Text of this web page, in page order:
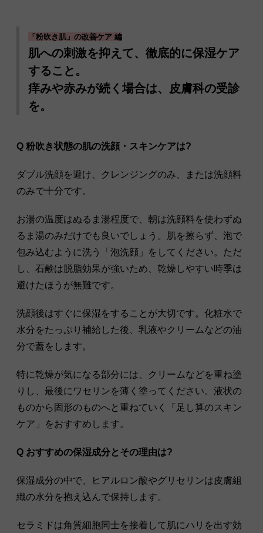
「粉吹き肌」の改善ケア 編
肌への刺激を抑えて、徹底的に保湿ケア
すること。
痒みや赤みが続く場合は、皮膚科の受診
を。
Q 粉吹き状態の肌の洗顔・スキンケアは?
ダブル洗顔を避け、クレンジングのみ、または洗顔料
のみで十分です。
お湯の温度はぬるま湯程度で、朝は洗顔料を使わずぬ
るま湯のみだけでも良いでしょう。肌を擦らず、泡で
包み込むように洗う「泡洗顔」をしてください。ただ
し、石鹸は脱脂効果が強いため、乾燥しやすい時季は
避けたほうが無難です。
洗顔後はすぐに保湿をすることが大切です。化粧水で
水分をたっぷり補給した後、乳液やクリームなどの油
分で蓋をします。
特に乾燥が気になる部分には、クリームなどを重ね塗
りし、最後にワセリンを薄く塗ってください。液状の
ものから固形のものへと重ねていく「足し算のスキン
ケア」をおすすめします。
Q おすすめの保湿成分とその理由は?
保湿成分の中で、ヒアルロン酸やグリセリンは皮膚組
織の水分を抱え込んで保持します。
セラミドは角質細胞同士を接着して肌にハリを出す効